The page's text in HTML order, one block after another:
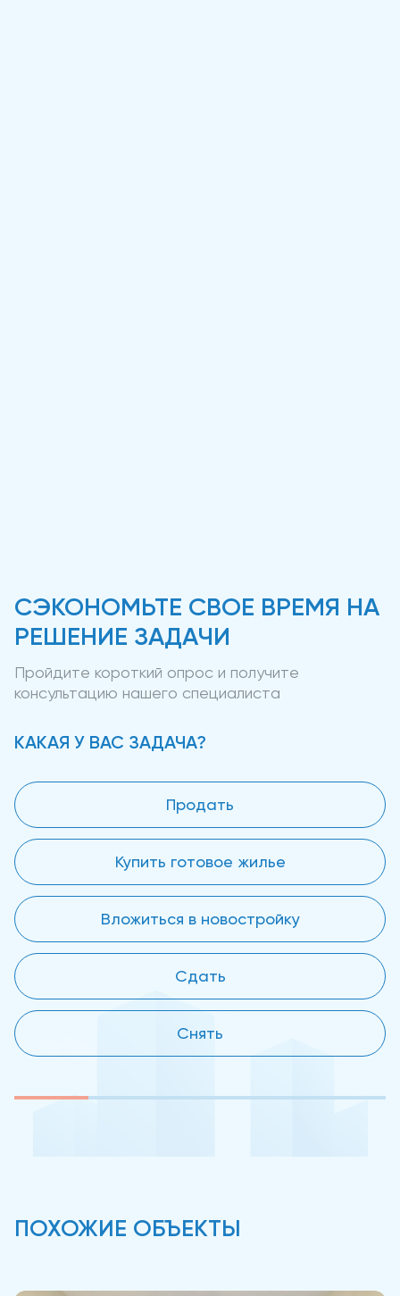
СЭКОНОМЬТЕ СВОЕ ВРЕМЯ НА
РЕШЕНИЕ ЗАДАЧИ
Пройдите короткий опрос и получите
консультацию нашего специалиста
КАКАЯ У ВАС ЗАДАЧА?
Продать
Купить готовое жилье
Вложиться в новостройку
Сдать
Снять
ПОХОЖИЕ ОБЪЕКТЫ